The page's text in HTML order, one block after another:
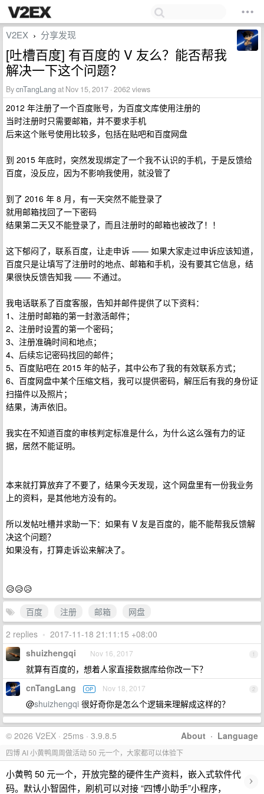
V2EX › 分享发现
[吐槽百度] 有百度的 V 友么？能否帮我
解决一下这个问题？
BycnTangLang at Nov 15, 2017 · 2062 views
2012 年注册了一个百度账号，为百度文库使用注册的
当时注册时只需要邮箱，并不要求手机
后来这个账号使用比较多，包括在贴吧和百度网盘
到 2015 年底时，突然发现绑定了一个我不认识的手机，于是反馈给
百度，没反应，因为不影响我使用，就没管了
到了 2016 年 8 月，有一天突然不能登录了
就用邮箱找回了一下密码
结果第二天又不能登录了，而且注册时的邮箱也被改了！！
这下郁闷了，联系百度，让走申诉 —— 如果大家走过申诉应该知道，
百度只是让填写了注册时的地点、邮箱和手机，没有要其它信息，结
果很快反馈告知我 —— 不通过。
我电话联系了百度客服，告知并邮件提供了以下资料：
1、注册时邮箱的第一封激活邮件；
2、注册时设置的第一个密码；
3、注册准确时间和地点；
4、后续忘记密码找回的邮件；
5、百度贴吧在 2015 年的帖子，其中公布了我的有效联系方式；
6、百度网盘中某个压缩文档，我可以提供密码，解压后有我的身份证
扫描件以及照片；
结果，涛声依旧。
我实在不知道百度的审核判定标准是什么，为什么这么强有力的证
据，居然不能证明。
本来就打算放弃了不要了，结果今天发现，这个网盘里有一份我业务
上的资料，是其他地方没有的。
所以发帖吐槽并求助一下：如果有 V 友是百度的，能不能帮我反馈解
决这个问题？
如果没有，打算走诉讼来解决了。
😥😥😥
百度
注册 邮箱
网盘
2 replies • 2017-11-18 21:11:15 +08:00
1
shuizhengqi Nov 16, 2017
就算有百度的，想着人家直接数据库给你改一下？
2
cnTangLang OP Nov 18, 2017
@shuizhengqi 很好奇你是怎么个逻辑来理解成这样的？
About · Language
© 2026 V2EX · 25ms · 3.9.8.5
四博 AI 小黄鸭周周做活动 50 元一个，大家都可以体验下
小黄鸭 50 元一个，开放完整的硬件生产资料，嵌入式软件代
码。默认小智固件，刷机可以对接 “四博小助手”小程序，
›